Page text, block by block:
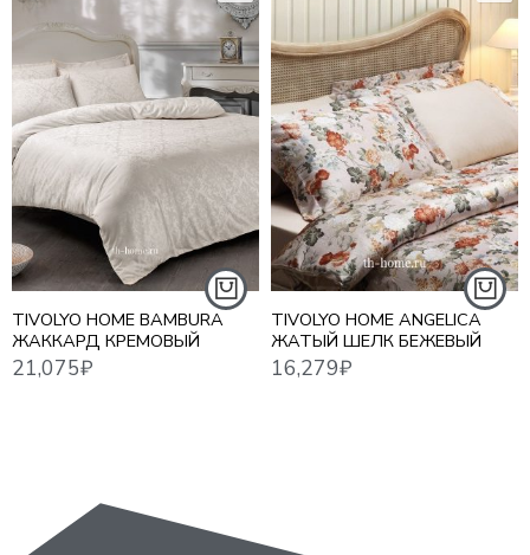
TIVOLYO HOME BAMBURA
ЖАККАРД КРЕМОВЫЙ
21,075₽
TIVOLYO HOME ANGELICA
ЖАТЫЙ ШЕЛК БЕЖЕВЫЙ
16,279₽